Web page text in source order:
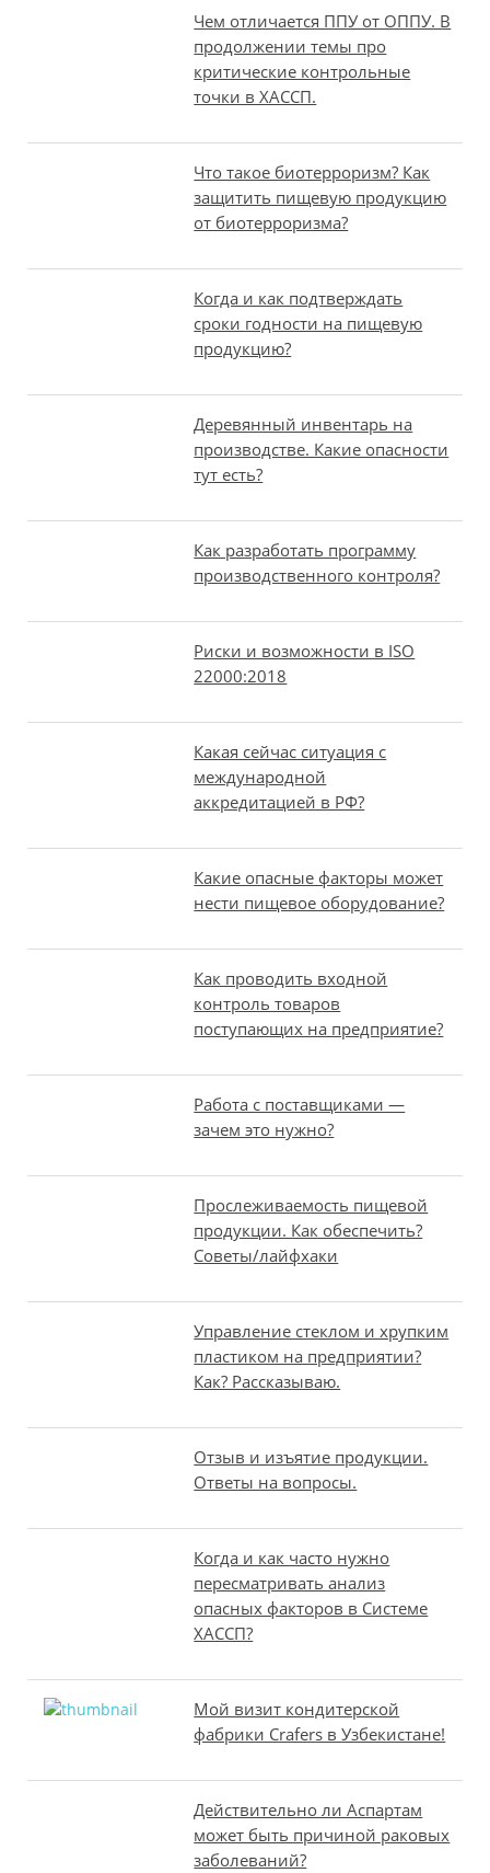
Чем отличается ППУ от ОППУ. В
продолжении темы про
критические контрольные
точки в ХАССП.
Что такое биотерроризм? Как
защитить пищевую продукцию
от биотерроризма?
Когда и как подтверждать
сроки годности на пищевую
продукцию?
Деревянный инвентарь на
производстве. Какие опасности
тут есть?
Как разработать программу
производственного контроля?
Риски и возможности в ISO
22000:2018
Какая сейчас ситуация с
международной
аккредитацией в РФ?
Какие опасные факторы может
нести пищевое оборудование?
Как проводить входной
контроль товаров
поступающих на предприятие?
Работа с поставщиками —
зачем это нужно?
Прослеживаемость пищевой
продукции. Как обеспечить?
Советы/лайфхаки
Управление стеклом и хрупким
пластиком на предприятии?
Как? Рассказываю.
Отзыв и изъятие продукции.
Ответы на вопросы.
Когда и как часто нужно
пересматривать анализ
опасных факторов в Системе
ХАССП?
Мой визит кондитерской
фабрики Crafers в Узбекистане!
Действительно ли Аспартам
может быть причиной раковых
заболеваний?